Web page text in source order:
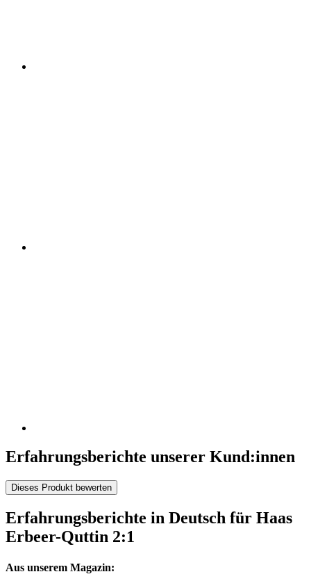
Erfahrungsberichte unserer Kund:innen
Dieses Produkt bewerten
Erfahrungsberichte in Deutsch für Haas
Erbeer-Quttin 2:1
Aus unserem Magazin: